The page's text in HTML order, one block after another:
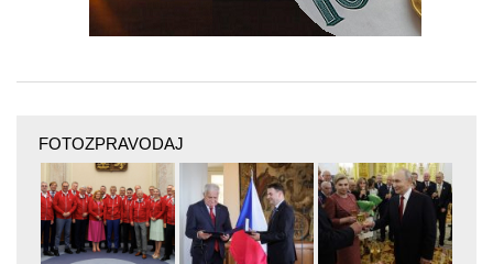
FOTOZPRAVODAJ